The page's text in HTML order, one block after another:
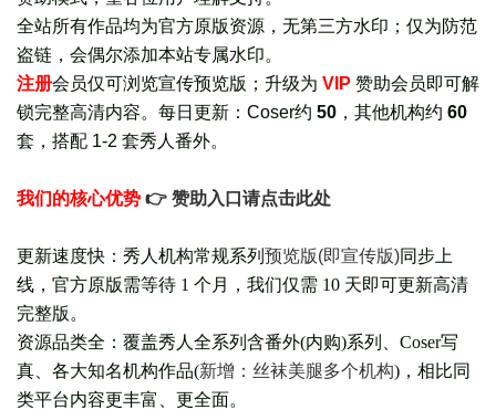
全站所有作品均为官方原版资源，无第三方水印；仅为防范
盗链，会偶尔添加本站专属水印。
注册会员仅可浏览宣传预览版 ； 升级为 VIP 赞助会员即可解
锁完整高清内容。每日更新： Coser约 50 ，其他机构约 60
套， 搭配 1-2 套秀人番外。
我们的核心优势 👉 赞助入口请点击此处
更新速度快：秀人机构常规系列 预览版(即宣传版)同步上
线，官方原版需等待 1 个月，我们仅需 10 天即可更新高清
完整版。
资源品类全：覆盖秀人全系列含番外(内购)系列、Coser写
真、各大知名机构作品(新增：丝袜美腿多个机构)，相比同
类平台内容更丰富、更全面。